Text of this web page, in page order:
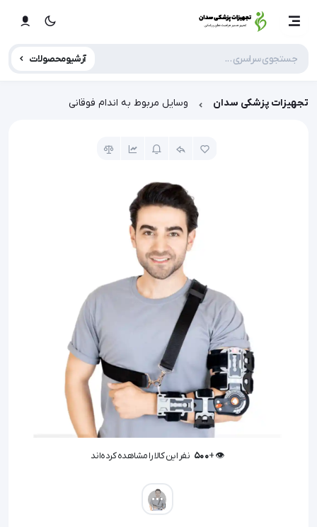
آرشیو محصولات
تجهیزات پزشکی سدان وسایل مربوط به اندام فوقانی
👁️ +
500 نفر این کالا را مشاهده کرده‌اند